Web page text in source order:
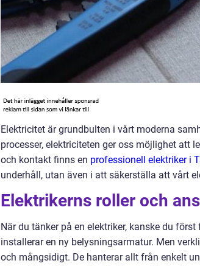
Elektricitet är grundbulten i vårt moderna
processer, elektriciteten ger oss möjlighet att
och kontakt finns en professionell elektriker i
underhåll, utan även i att säkerställa att vårt
Elektrikerns roller och
När du tänker på en elektriker, kanske du
installerar en ny belysningsarmatur. Men
och mångsidigt. De hanterar allt från enkelt